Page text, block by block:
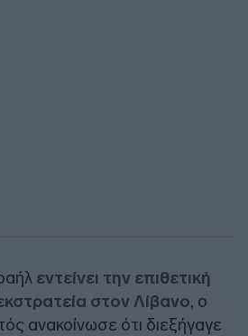
εντείνει την επιθετική
στον Λίβανο, ο
ανακοίνωσε ότι διεξήγαγε